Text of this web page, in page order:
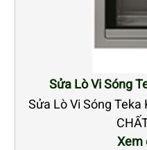
Sửa Lò Vi Sóng
Sửa Lò Vi Sóng
Xem